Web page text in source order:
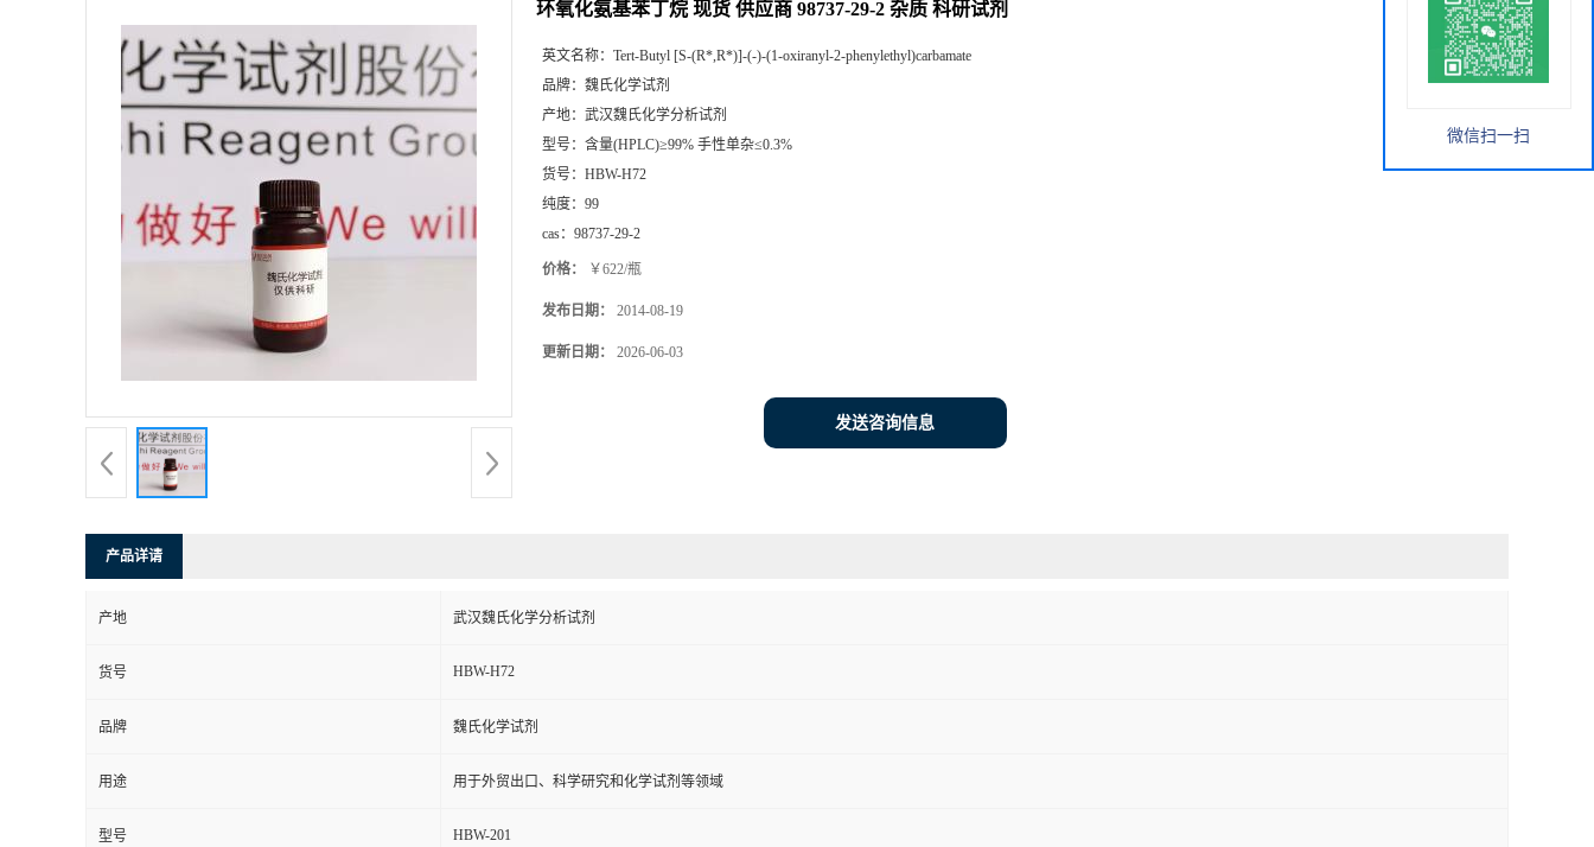
环氧化氨基苯丁烷 现货 供应商 98737-29-2 杂质 科研试剂
英文名称： Tert-Butyl [S-(R*,R*)]-(-)-(1-oxiranyl-2-phenylethyl)carbamate
品牌： 魏氏化学试剂
产地： 武汉魏氏化学分析试剂
型号： 含量(HPLC)≥99% 手性单杂≤0.3%
货号： HBW-H72
纯度： 99
cas： 98737-29-2
价格： ￥622/瓶
发布日期： 2014-08-19
更新日期： 2026-06-03
发送咨询信息
产品详请
产地 武汉魏氏化学分析试剂
货号 HBW-H72
品牌 魏氏化学试剂
用途 用于外贸出口、科学研究和化学试剂等领域
型号 HBW-201
微信扫一扫